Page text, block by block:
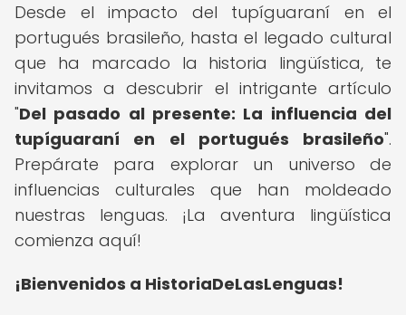
Desde el impacto del tupíguaraní en el
portugués brasileño, hasta el legado cultural
que ha marcado la historia lingüística, te
invitamos a descubrir el intrigante artículo
"Del pasado al presente: La influencia del
tupíguaraní en el portugués brasileño".
Prepárate para explorar un universo de
influencias culturales que han moldeado
nuestras lenguas. ¡La aventura lingüística
comienza aquí!
¡Bienvenidos a HistoriaDeLasLenguas!